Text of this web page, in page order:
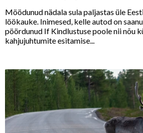
Möödunud nädala sula paljastas üle
löökauke. Inimesed, kelle autod on
pöördunud If Kindlustuse poole nii nõu
kahjujuhtumite esitamise...